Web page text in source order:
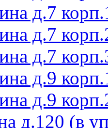
д.7
д.7
д.7
д.9
д.9
д.120 (в